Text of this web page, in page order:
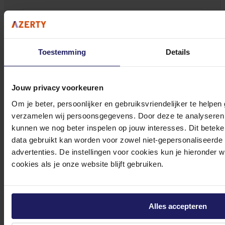
Toestemming Details
Jouw privacy voorkeuren
Om je beter, persoonlijker en gebruiksvriendelijker te
verzamelen wij persoonsgegevens. Door deze te
kunnen we nog beter inspelen op jouw interesses. Dit
data gebruikt kan worden voor zowel niet-
advertenties. De instellingen voor cookies kun je hieronder
cookies als je onze website blijft gebruiken.
Alles accepteren
0572 328 120
Klantenservice@azerty.nl